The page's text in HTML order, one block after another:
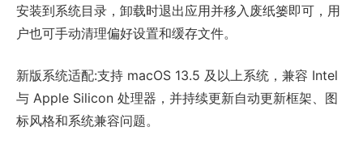
安装到系统目录，卸载时退出应用并移入废纸篓即可，用
户也可手动清理偏好设置和缓存文件。
新版系统适配:支持 macOS 13.5 及以上系统，兼容 Intel
与 Apple Silicon 处理器，并持续更新自动更新框架、图
标风格和系统兼容问题。